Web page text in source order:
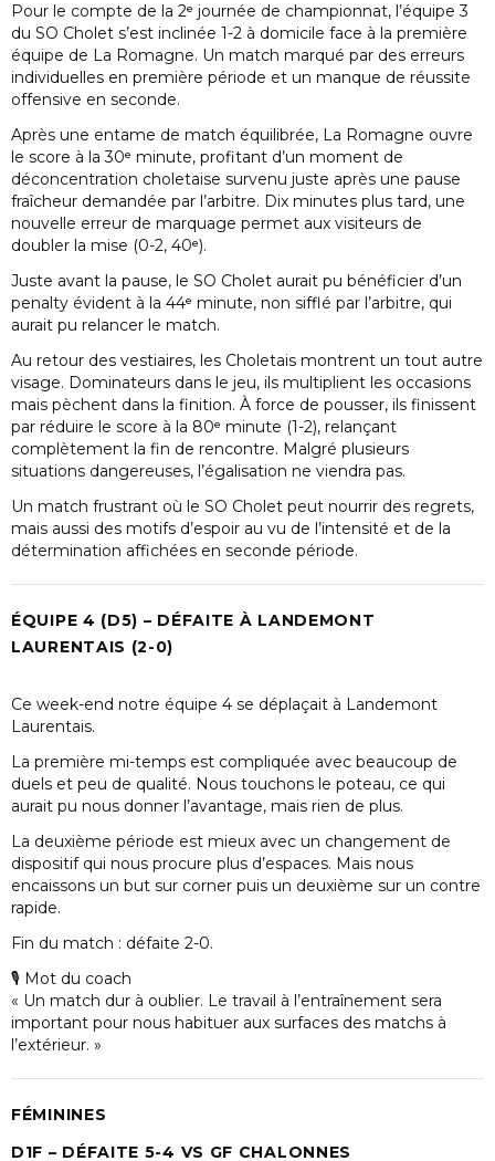
Pour le compte de la 2ᵉ journée de championnat, l’équipe 3
du SO Cholet s’est inclinée 1-2 à domicile face à la première
équipe de La Romagne. Un match marqué par des erreurs
individuelles en première période et un manque de réussite
offensive en seconde.
Après une entame de match équilibrée, La Romagne ouvre
le score à la 30ᵉ minute, profitant d’un moment de
déconcentration choletaise survenu juste après une pause
fraîcheur demandée par l’arbitre. Dix minutes plus tard, une
nouvelle erreur de marquage permet aux visiteurs de
doubler la mise (0-2, 40ᵉ).
Juste avant la pause, le SO Cholet aurait pu bénéficier d’un
penalty évident à la 44ᵉ minute, non sifflé par l’arbitre, qui
aurait pu relancer le match.
Au retour des vestiaires, les Choletais montrent un tout autre
visage. Dominateurs dans le jeu, ils multiplient les occasions
mais pèchent dans la finition. À force de pousser, ils finissent
par réduire le score à la 80ᵉ minute (1-2), relançant
complètement la fin de rencontre. Malgré plusieurs
situations dangereuses, l’égalisation ne viendra pas.
Un match frustrant où le SO Cholet peut nourrir des regrets,
mais aussi des motifs d’espoir au vu de l’intensité et de la
détermination affichées en seconde période.
ÉQUIPE 4 (D5) – DÉFAITE À LANDEMONT
LAURENTAIS (2-0)
Ce week-end notre équipe 4 se déplaçait à Landemont
Laurentais.
La première mi-temps est compliquée avec beaucoup de
duels et peu de qualité. Nous touchons le poteau, ce qui
aurait pu nous donner l’avantage, mais rien de plus.
La deuxième période est mieux avec un changement de
dispositif qui nous procure plus d’espaces. Mais nous
encaissons un but sur corner puis un deuxième sur un contre
rapide.
Fin du match : défaite 2-0.
🎙 Mot du coach
« Un match dur à oublier. Le travail à l’entraînement sera
important pour nous habituer aux surfaces des matchs à
l’extérieur. »
FÉMININES
D1F – DÉFAITE 5-4 VS GF CHALONNES